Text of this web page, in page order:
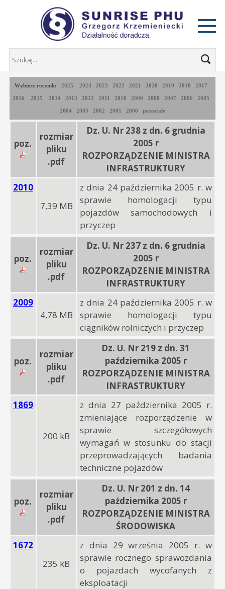
Wybierz rocznik: 2025 2024 2023 2022 2021 2020 2019 2018 2017
2016 2015 2014 2013 2012 2011 2010 2009 2008 2007 2006 2005
2004 2003 2002 2001 2000 pozostałe
poz.
rozmiar
pliku
.pdf
Dz. U. Nr 238 z dn. 6 grudnia
2005 r
ROZPORZĄDZENIE MINISTRA
INFRASTRUKTURY
2010
7,39 MB
z dnia 24 października 2005 r. w
sprawie homologacji typu
pojazdów samochodowych i
przyczep
poz.
rozmiar
pliku
.pdf
Dz. U. Nr 237 z dn. 6 grudnia
2005 r
ROZPORZĄDZENIE MINISTRA
INFRASTRUKTURY
2009
4,78 MB
z dnia 24 października 2005 r. w
sprawie homologacji typu
ciągników rolniczych i przyczep
poz.
rozmiar
pliku
.pdf
Dz. U. Nr 219 z dn. 31
października 2005 r
ROZPORZĄDZENIE MINISTRA
INFRASTRUKTURY
1869
200 kB
z dnia 27 października 2005 r.
zmieniające rozporządzenie w
sprawie szczegółowych
wymagań w stosunku do stacji
przeprowadzających badania
techniczne pojazdów
poz.
rozmiar
pliku
.pdf
Dz. U. Nr 201 z dn. 14
października 2005 r
ROZPORZĄDZENIE MINISTRA
ŚRODOWISKA
1672
235 kB
z dnia 29 września 2005 r. w
sprawie rocznego sprawozdania
o pojazdach wycofanych z
eksploatacji